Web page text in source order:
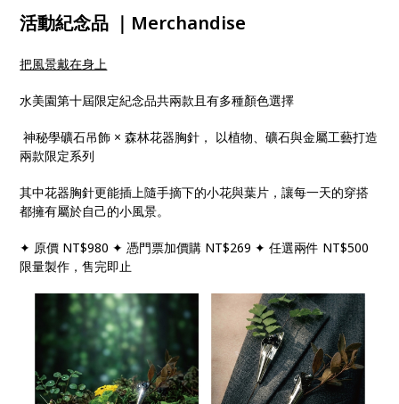
活動紀念品 ｜Merchandise
把風景戴在身上
水美園第十屆限定紀念品共兩款且有多種顏色選擇
神秘學礦石吊飾 × 森林花器胸針， 以植物、礦石與金屬工藝打造
兩款限定系列
其中花器胸針更能插上隨手摘下的小花與葉片，讓每一天的穿搭
都擁有屬於自己的小風景。
✦ 原價 NT$980 ✦ 憑門票加價購 NT$269 ✦ 任選兩件 NT$500
限量製作，售完即止